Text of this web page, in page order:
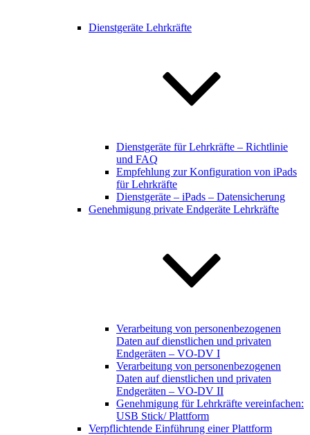
Dienstgeräte Lehrkräfte
Dienstgeräte für Lehrkräfte – Richtlinie
und FAQ
Empfehlung zur Konfiguration von iPads
für Lehrkräfte
Dienstgeräte – iPads – Datensicherung
Genehmigung private Endgeräte Lehrkräfte
Verarbeitung von personenbezogenen
Daten auf dienstlichen und privaten
Endgeräten – VO-DV I
Verarbeitung von personenbezogenen
Daten auf dienstlichen und privaten
Endgeräten – VO-DV II
Genehmigung für Lehrkräfte vereinfachen:
USB Stick/ Plattform
Verpflichtende Einführung einer Plattform